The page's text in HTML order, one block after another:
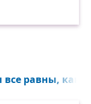
все равны, как